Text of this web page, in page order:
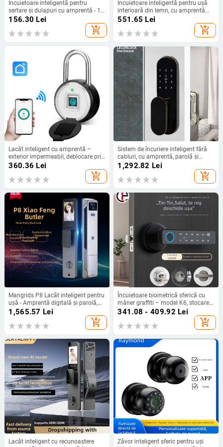
Încuietoare inteligentă pentru
sertare și dulapuri cu amprentă - 10
amprente stocate, peste 100000 de
deblocări, scanare <1 s, alimentare
DC, durată de viață 10 ani
156.30 Lei
add_shopping_cart
Încuietoare inteligentă pentru ușă
interioară din lemn, cu amprentă
digitală și parolă, deblocare de la
distanță prin Wi-Fi; alimentare DC;
potrivită pentru apartamente și
551.65 Lei
add_shopping_cart
Lacăt inteligent cu amprentă –
exterior impermeabil, deblocare prin
aplicație, stocare 30 de amprente,
scanare <0.5 s, model P3Z-TY,
alimentare DC
360.36 Lei
add_shopping_cart
Sistem de încuriere inteligent fără
cabluri, cu amprentă, parolă și
cititor de card pentru uși interioare
din lemn și uși metalice – blocare
electronică antifurt
1,292.82 Lei
add_shopping_cart
Mangrids P8 Lacăt inteligent pentru
ușă - Amprentă digitală și parolă,
Deblocare la distanță prin Wi-Fi, 50
de amprente stocate, peste 100.000
de deblocări, Scanare amprentă
1,565.57 Lei
add_shopping_cart
Încuietoare biometrică sferică cu
mâner graffiti – model K6, stocare
100 amprente, >30.000 de
deblocări, scanare <0,5 s, FAR
<0,0001
341.08 - 409.92 Lei
add_shopping_cart
Lacăt inteligent cu recunoaștere
Zăvor inteligent sferic pentru uși